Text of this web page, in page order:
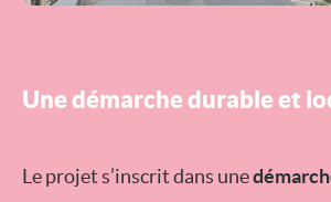
Une démarche durable et
Le projet s’inscrit dans une